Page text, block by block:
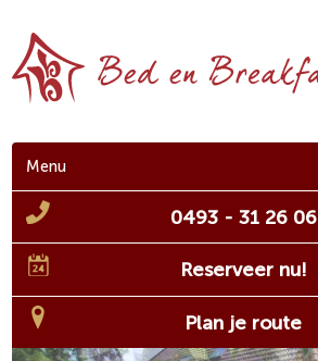
Menu
0493 - 31 26 06
Reserveer nu!
Plan je route